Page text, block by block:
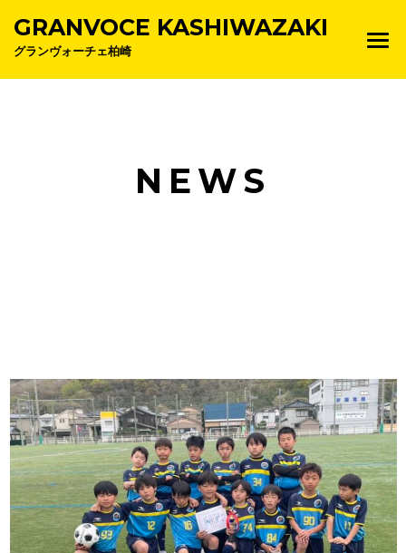
GRANVOCE KASHIWAZAKI
グランヴォーチェ柏崎
NEWS